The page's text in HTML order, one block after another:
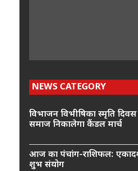
NEWS CATEGORY
विभाजन विभीषिका स्मृति
समाज निकालेगा कैंडल मार्च
आज का पंचांग-राशिफल:
शुभ संयोग